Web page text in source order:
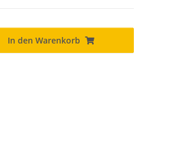
In den Warenkorb